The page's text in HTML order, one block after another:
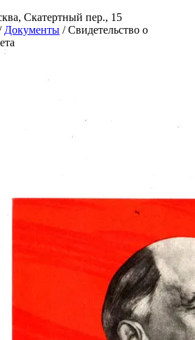
Скатертный пер., 15
Документы / Свидетельство о